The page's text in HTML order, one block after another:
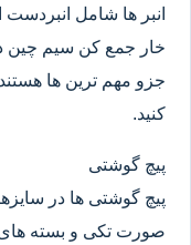
انبر ها شامل انبردست
خار جمع کن سیم چین
جزو مهم ترین ها هستند
کنید.
پیچ گوشتی
پیچ گوشتی ها در